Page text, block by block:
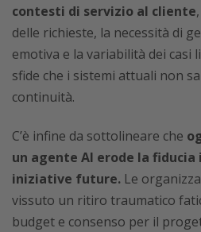
contesti di servizio al cliente
delle richieste, la necessità di
emotiva e la variabilità dei casi
sfide che i sistemi attuali non
continuità.
C’è infine da sottolineare che
un agente AI erode la
iniziative future. Le
vissuto un ritiro traumatico
budget e consenso per il